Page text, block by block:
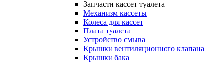
Запчасти кассет туалета
Механизм кассеты
Колеса для кассет
Плата туалета
Устройство смыва
Крышки вентиляционного клапана
Крышки бака